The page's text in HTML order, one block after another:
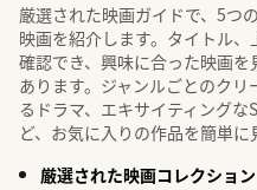
厳選された映画ガイドで、5つ
映画を紹介します。タイトル
確認でき、興味に合った映画
あります。ジャンルごとのク
るドラマ、エキサイティング
ど、お気に入りの作品を簡単に
厳選された映画コレクション